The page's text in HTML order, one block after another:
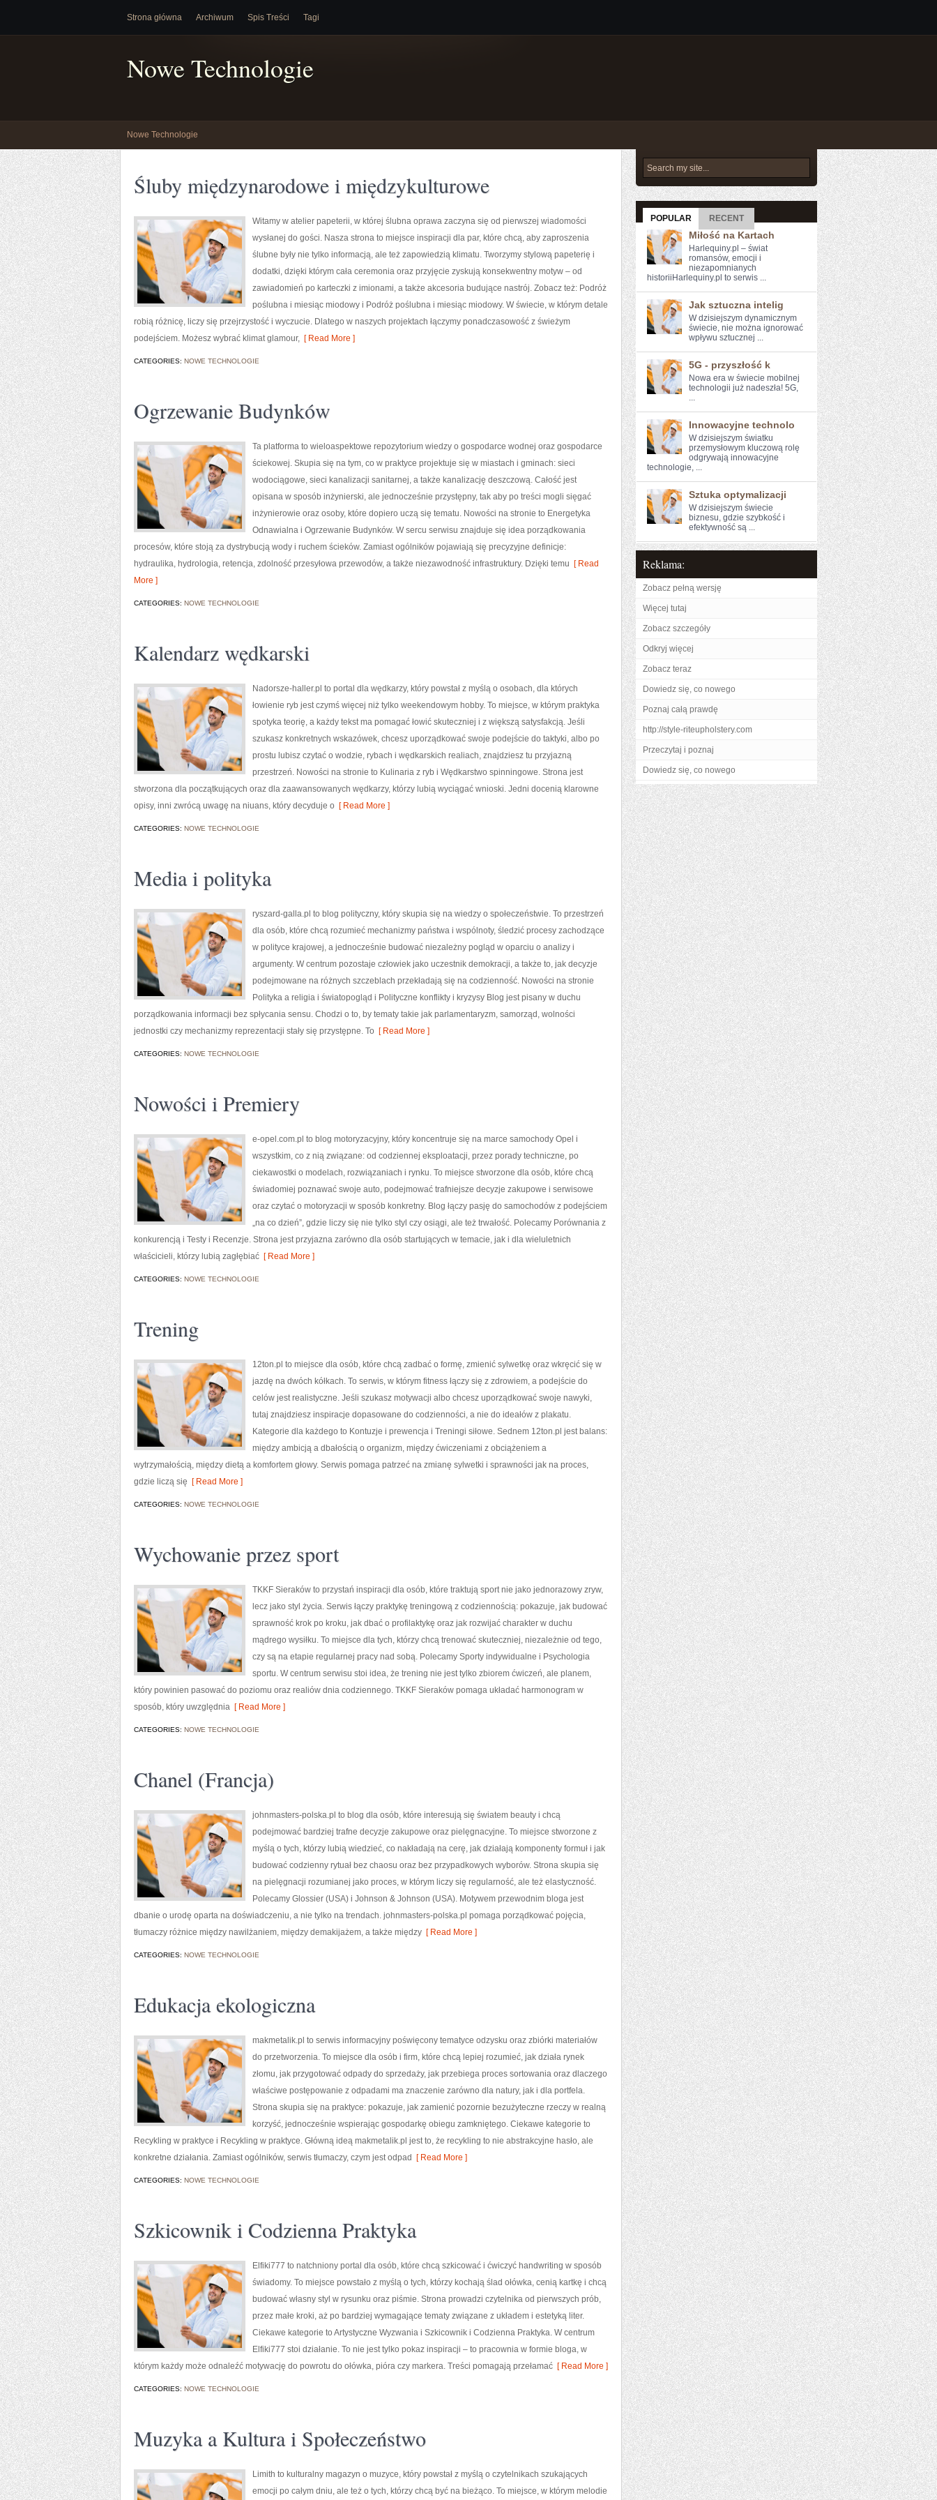
Strona główna Archiwum Spis Treści Tagi
Nowe Technologie
Nowe Technologie
Śluby międzynarodowe i międzykulturowe
Witamy w atelier papeterii, w której ślubna oprawa zaczyna się od pierwszej wiadomości
wysłanej do gości. Nasza strona to miejsce inspiracji dla par, które chcą, aby zaproszenia
ślubne były nie tylko informacją, ale też zapowiedzią klimatu. Tworzymy stylową papeterię i
dodatki, dzięki którym cała ceremonia oraz przyjęcie zyskują konsekwentny motyw – od
zawiadomień po karteczki z imionami, a także akcesoria budujące nastrój. Zobacz też: Podróż
poślubna i miesiąc miodowy i Podróż poślubna i miesiąc miodowy. W świecie, w którym detale
robią różnicę, liczy się przejrzystość i wyczucie. Dlatego w naszych projektach łączymy ponadczasowość z świeżym
podejściem. Możesz wybrać klimat glamour, [ Read More ]
CATEGORIES: NOWE TECHNOLOGIE
Ogrzewanie Budynków
Ta platforma to wieloaspektowe repozytorium wiedzy o gospodarce wodnej oraz gospodarce
ściekowej. Skupia się na tym, co w praktyce projektuje się w miastach i gminach: sieci
wodociągowe, sieci kanalizacji sanitarnej, a także kanalizację deszczową. Całość jest
opisana w sposób inżynierski, ale jednocześnie przystępny, tak aby po treści mogli sięgać
inżynierowie oraz osoby, które dopiero uczą się tematu. Nowości na stronie to Energetyka
Odnawialna i Ogrzewanie Budynków. W sercu serwisu znajduje się idea porządkowania
procesów, które stoją za dystrybucją wody i ruchem ścieków. Zamiast ogólników pojawiają się precyzyjne definicje:
hydraulika, hydrologia, retencja, zdolność przesyłowa przewodów, a także niezawodność infrastruktury. Dzięki temu [ Read
More ]
CATEGORIES: NOWE TECHNOLOGIE
Kalendarz wędkarski
Nadorsze-haller.pl to portal dla wędkarzy, który powstał z myślą o osobach, dla których
łowienie ryb jest czymś więcej niż tylko weekendowym hobby. To miejsce, w którym praktyka
spotyka teorię, a każdy tekst ma pomagać łowić skuteczniej i z większą satysfakcją. Jeśli
szukasz konkretnych wskazówek, chcesz uporządkować swoje podejście do taktyki, albo po
prostu lubisz czytać o wodzie, rybach i wędkarskich realiach, znajdziesz tu przyjazną
przestrzeń. Nowości na stronie to Kulinaria z ryb i Wędkarstwo spinningowe. Strona jest
stworzona dla początkujących oraz dla zaawansowanych wędkarzy, którzy lubią wyciągać wnioski. Jedni docenią klarowne
opisy, inni zwrócą uwagę na niuans, który decyduje o [ Read More ]
CATEGORIES: NOWE TECHNOLOGIE
Media i polityka
ryszard-galla.pl to blog polityczny, który skupia się na wiedzy o społeczeństwie. To przestrzeń
dla osób, które chcą rozumieć mechanizmy państwa i wspólnoty, śledzić procesy zachodzące
w polityce krajowej, a jednocześnie budować niezależny pogląd w oparciu o analizy i
argumenty. W centrum pozostaje człowiek jako uczestnik demokracji, a także to, jak decyzje
podejmowane na różnych szczeblach przekładają się na codzienność. Nowości na stronie
Polityka a religia i światopogląd i Polityczne konflikty i kryzysy Blog jest pisany w duchu
porządkowania informacji bez spłycania sensu. Chodzi o to, by tematy takie jak parlamentaryzm, samorząd, wolności
jednostki czy mechanizmy reprezentacji stały się przystępne. To [ Read More ]
CATEGORIES: NOWE TECHNOLOGIE
Nowości i Premiery
e-opel.com.pl to blog motoryzacyjny, który koncentruje się na marce samochody Opel i
wszystkim, co z nią związane: od codziennej eksploatacji, przez porady techniczne, po
ciekawostki o modelach, rozwiązaniach i rynku. To miejsce stworzone dla osób, które chcą
świadomiej poznawać swoje auto, podejmować trafniejsze decyzje zakupowe i serwisowe
oraz czytać o motoryzacji w sposób konkretny. Blog łączy pasję do samochodów z podejściem
„na co dzień”, gdzie liczy się nie tylko styl czy osiągi, ale też trwałość. Polecamy Porównania z
konkurencją i Testy i Recenzje. Strona jest przyjazna zarówno dla osób startujących w temacie, jak i dla wieluletnich
właścicieli, którzy lubią zagłębiać [ Read More ]
CATEGORIES: NOWE TECHNOLOGIE
Trening
12ton.pl to miejsce dla osób, które chcą zadbać o formę, zmienić sylwetkę oraz wkręcić się w
jazdę na dwóch kółkach. To serwis, w którym fitness łączy się z zdrowiem, a podejście do
celów jest realistyczne. Jeśli szukasz motywacji albo chcesz uporządkować swoje nawyki,
tutaj znajdziesz inspiracje dopasowane do codzienności, a nie do ideałów z plakatu.
Kategorie dla każdego to Kontuzje i prewencja i Treningi siłowe. Sednem 12ton.pl jest balans:
między ambicją a dbałością o organizm, między ćwiczeniami z obciążeniem a
wytrzymałością, między dietą a komfortem głowy. Serwis pomaga patrzeć na zmianę sylwetki i sprawności jak na proces,
gdzie liczą się [ Read More ]
CATEGORIES: NOWE TECHNOLOGIE
Wychowanie przez sport
TKKF Sieraków to przystań inspiracji dla osób, które traktują sport nie jako jednorazowy zryw,
lecz jako styl życia. Serwis łączy praktykę treningową z codziennością: pokazuje, jak budować
sprawność krok po kroku, jak dbać o profilaktykę oraz jak rozwijać charakter w duchu
mądrego wysiłku. To miejsce dla tych, którzy chcą trenować skuteczniej, niezależnie od tego,
czy są na etapie regularnej pracy nad sobą. Polecamy Sporty indywidualne i Psychologia
sportu. W centrum serwisu stoi idea, że trening nie jest tylko zbiorem ćwiczeń, ale planem,
który powinien pasować do poziomu oraz realiów dnia codziennego. TKKF Sieraków pomaga układać harmonogram w
sposób, który uwzględnia [ Read More ]
CATEGORIES: NOWE TECHNOLOGIE
Chanel (Francja)
johnmasters-polska.pl to blog dla osób, które interesują się światem beauty i chcą
podejmować bardziej trafne decyzje zakupowe oraz pielęgnacyjne. To miejsce stworzone z
myślą o tych, którzy lubią wiedzieć, co nakładają na cerę, jak działają komponenty formuł i jak
budować codzienny rytuał bez chaosu oraz bez przypadkowych wyborów. Strona skupia się
na pielęgnacji rozumianej jako proces, w którym liczy się regularność, ale też elastyczność.
Polecamy Glossier (USA) i Johnson & Johnson (USA). Motywem przewodnim bloga jest
dbanie o urodę oparta na doświadczeniu, a nie tylko na trendach. johnmasters-polska.pl pomaga porządkować pojęcia,
tłumaczy różnice między nawilżaniem, między demakijażem, a także między [ Read More ]
CATEGORIES: NOWE TECHNOLOGIE
Edukacja ekologiczna
makmetalik.pl to serwis informacyjny poświęcony tematyce odzysku oraz zbiórki materiałów
do przetworzenia. To miejsce dla osób i firm, które chcą lepiej rozumieć, jak działa rynek
złomu, jak przygotować odpady do sprzedaży, jak przebiega proces sortowania oraz dlaczego
właściwe postępowanie z odpadami ma znaczenie zarówno dla natury, jak i dla portfela.
Strona skupia się na praktyce: pokazuje, jak zamienić pozornie bezużyteczne rzeczy w realną
korzyść, jednocześnie wspierając gospodarkę obiegu zamkniętego. Ciekawe kategorie to
Recykling w praktyce i Recykling w praktyce. Główną ideą makmetalik.pl jest to, że recykling to nie abstrakcyjne hasło, ale
konkretne działania. Zamiast ogólników, serwis tłumaczy, czym jest odpad
[ Read More ]
CATEGORIES: NOWE TECHNOLOGIE
Szkicownik i Codzienna Praktyka
Elfiki777 to natchniony portal dla osób, które chcą szkicować i ćwiczyć handwriting w sposób
świadomy. To miejsce powstało z myślą o tych, którzy kochają ślad ołówka, cenią kartkę i chcą
budować własny styl w rysunku oraz piśmie. Strona prowadzi czytelnika od pierwszych prób,
przez małe kroki, aż po bardziej wymagające tematy związane z układem i estetyką liter.
Ciekawe kategorie to Artystyczne Wyzwania i Szkicownik i Codzienna Praktyka. W centrum
Elfiki777 stoi działanie. To nie jest tylko pokaz inspiracji – to pracownia w formie bloga, w
którym każdy może odnaleźć motywację do powrotu do ołówka, pióra czy markera. Treści pomagają przełamać [ Read More ]
CATEGORIES: NOWE TECHNOLOGIE
Muzyka a Kultura i Społeczeństwo
Limith to kulturalny magazyn o muzyce, który powstał z myślą o czytelnikach szukających
emocji po całym dniu, ale też o tych, którzy chcą być na bieżąco. To miejsce, w którym melodie
POPULAR RECENT
Miłość na Kartach
Harlequiny.pl – świat
romansów, emocji i
niezapomnianych
historiiHarlequiny.pl to serwis ...
Jak sztuczna intelig
W dzisiejszym dynamicznym
świecie, ​nie można​ ignorować
wpływu sztucznej ...
5G - przyszłość k
Nowa era w świecie mobilnej
technologii już nadeszła! 5G,
...
Innowacyjne technolo
W dzisiejszym światku
przemysłowym kluczową rolę
odgrywają innowacyjne
technologie, ...
Sztuka optymalizacji
W‍ dzisiejszym świecie⁤
biznesu, ⁤gdzie szybkość i
efektywność są ...
Reklama:
Zobacz pełną wersję
Więcej tutaj
Zobacz szczegóły
Odkryj więcej
Zobacz teraz
Dowiedz się, co nowego
Poznaj całą prawdę
http://style-riteupholstery.com
Przeczytaj i poznaj
Dowiedz się, co nowego